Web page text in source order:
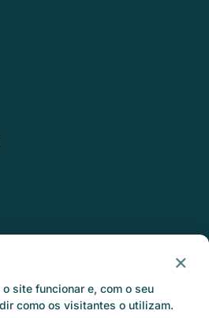
×
site funcionar e, com o seu
como os visitantes o utilizam.